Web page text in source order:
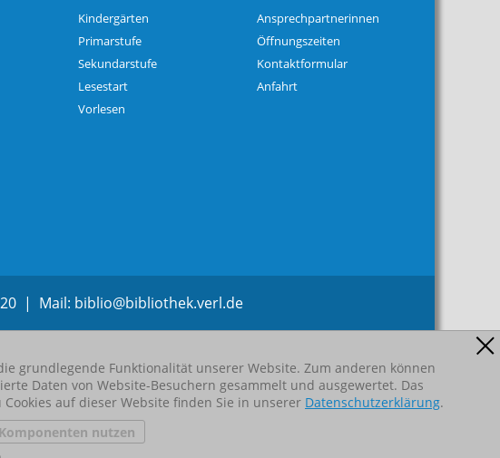
Kindergärten
Primarstufe
Sekundarstufe
Lesestart
Vorlesen
Ansprechpartnerinnen
Öffnungszeiten
Kontaktformular
Anfahrt
| Mail: b bl b bl th kv rl d
grundlegende Funktionalität unserer Website. Zum anderen können
Daten von Website-Besuchern gesammelt und ausgewertet. Das
auf dieser Website finden Sie in unserer Datenschutzerklärung.
nutzen